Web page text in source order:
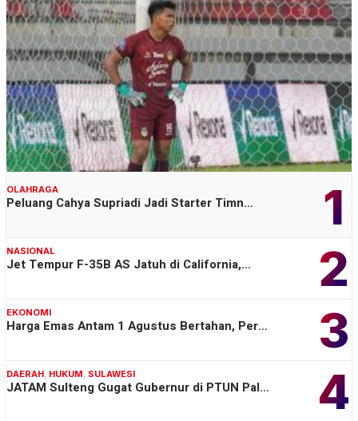
1
OLAHRAGA
Peluang Cahya Supriadi Jadi Starter Timn…
2
NASIONAL
Jet Tempur F-35B AS Jatuh di California,…
3
EKONOMI
Harga Emas Antam 1 Agustus Bertahan, Per…
4
DAERAH HUKUM SULAWESI
JATAM Sulteng Gugat Gubernur di PTUN Pal…